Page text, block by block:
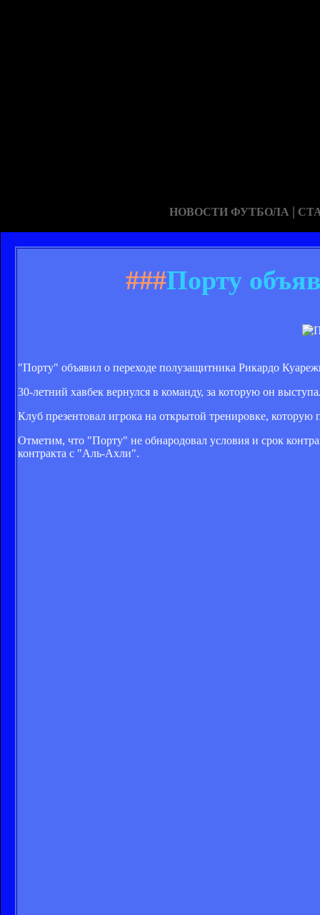
НОВОСТИ ФУТБОЛА |
###Порту
"Порту" объявил о переходе полузащитника Рикардо
30-летний хавбек вернулся в команду, за которую он
Клуб презентовал игрока на открытой тренировке,
Отметим, что "Порту" не обнародовал условия и срок
контракта с "Аль-Ахли".